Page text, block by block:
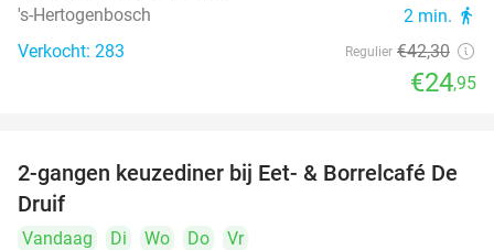
's-Hertogenbosch 2 min. directions_walk
Verkocht: 283 Regulier €42,30
€24,95
37%
2-gangen keuzediner bij Eet- & Borrelcafé De
Druif
Vandaag Di Wo Do
Vr